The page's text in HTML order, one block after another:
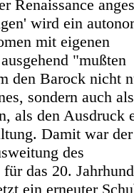
Renaissance
wird ein
mit eigenen
"mußten
den Barock nicht
sondern auch
als den Ausdruck
Damit war
des
das 20.
ein erneuter